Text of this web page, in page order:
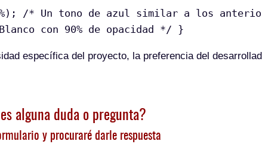
/* Un tono de azul similar a los
con 90% de opacidad */ }
específica del proyecto, la preferencia del
alguna duda o pregunta?
y procuraré darle respuesta